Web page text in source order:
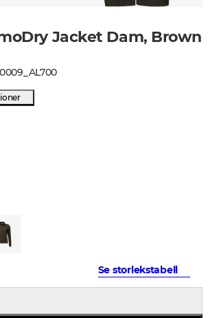
Jacket Dam, Brown
AL700
Se storlekstabell